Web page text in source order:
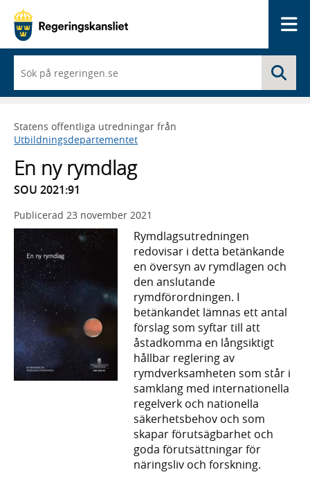
du
börjar
skriva
framträder
en
med
sökförslag
Statens offentliga utredningar från
Utbildningsdepartementet
En ny rymdlag
SOU 2021:91
Publicerad 23 november 2021
Rymdlagsutredningen
redovisar i detta betänkande
en översyn av rymdlagen och
den anslutande
rymdförordningen. I
betänkandet lämnas ett antal
förslag som syftar till att
åstadkomma en långsiktigt
hållbar reglering av
rymdverksamheten som står i
samklang med internationella
regelverk och nationella
säkerhetsbehov och som
skapar förutsägbarhet och
goda förutsättningar för
näringsliv och forskning.